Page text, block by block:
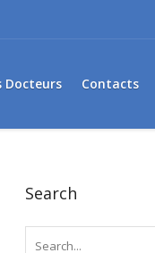
Docteurs Contacts
Search